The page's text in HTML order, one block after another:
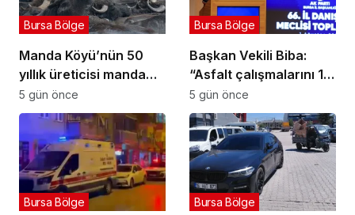
Manda Köyü’nün 50
yıllık üreticisi manda
sucuğu ve yoğurduyla
fark oluşturdu
Bursa Bölge
5 gün önce
Başkan Vekili Biba:
“Asfalt çalışmalarını 12
kat artırdık”
Bursa Bölge
5 gün önce
Bursa Bölge Bursa Bölge